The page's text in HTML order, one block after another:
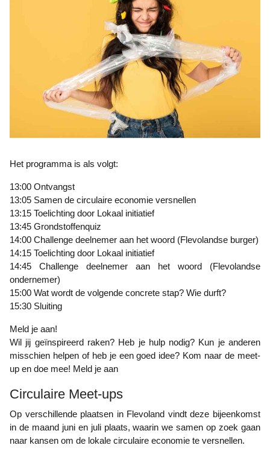
Het programma is als volgt:
13:00 Ontvangst
13:05 Samen de circulaire economie versnellen
13:15 Toelichting door Lokaal initiatief
13:45 Grondstoffenquiz
14:00 Challenge deelnemer aan het woord (Flevolandse burger)
14:15 Toelichting door Lokaal initiatief
14:45 Challenge deelnemer aan het woord (Flevolandse
ondernemer)
15:00 Wat wordt de volgende concrete stap? Wie durft?
15:30 Sluiting
Meld je aan!
Wil jij geïnspireerd raken? Heb je hulp nodig? Kun je anderen
misschien helpen of heb je een goed idee? Kom naar de meet-
up en doe mee! Meld je aan
Circulaire Meet-ups
Op verschillende plaatsen in Flevoland vindt deze bijeenkomst
in de maand juni en juli plaats, waarin we samen op zoek gaan
naar kansen om de lokale circulaire economie te versnellen.